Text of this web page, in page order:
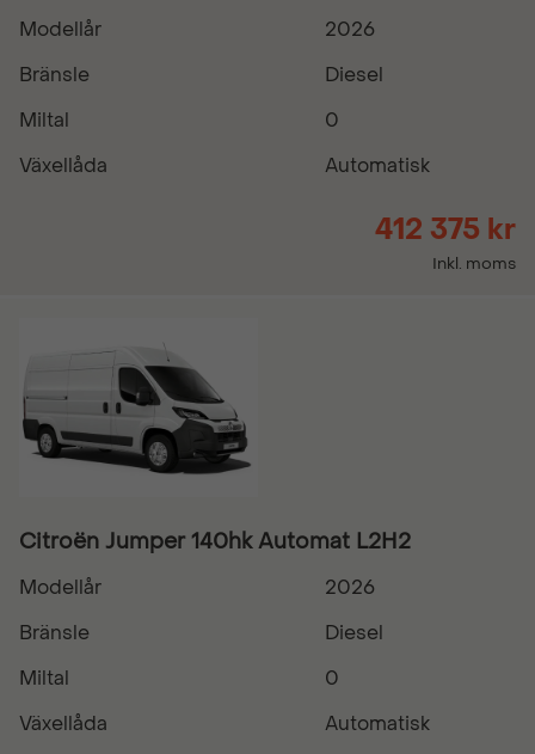
Modellår
2026
Bränsle
Diesel
Miltal
0
Växellåda
Automatisk
412 375 kr
Inkl. moms
Citroën Jumper 140hk Automat L2H2
Modellår
2026
Bränsle
Diesel
Miltal
0
Växellåda
Automatisk